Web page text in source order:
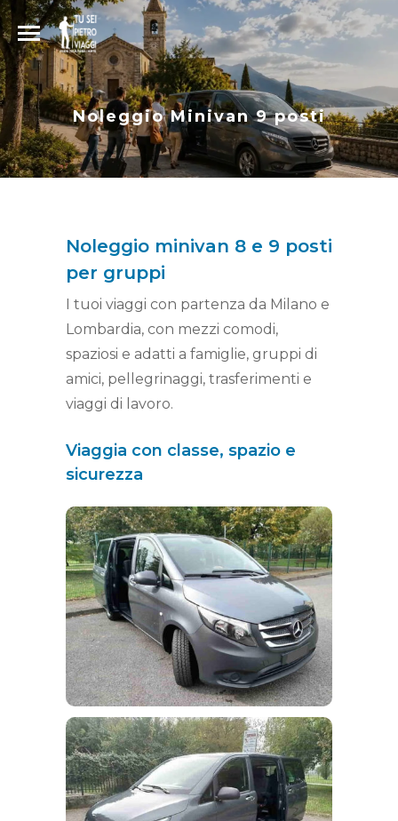
Noleggio Minivan 9 posti
Noleggio minivan 8 e 9 posti
per gruppi
I tuoi viaggi con partenza da Milano e
Lombardia, con mezzi comodi,
spaziosi e adatti a famiglie, gruppi di
amici, pellegrinaggi, trasferimenti e
viaggi di lavoro.
Viaggia con classe, spazio e
sicurezza